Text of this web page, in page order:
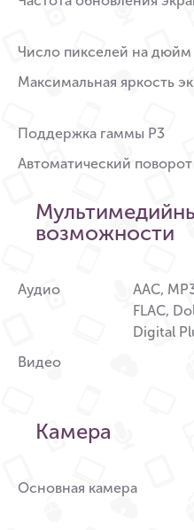
Число пикселей на дюйм
Максимальная яркость
Поддержка гаммы P3
Автоматический
возможности
Аудио
AAC,
FLAC,
Digital
Видео
Камера
Основная камера